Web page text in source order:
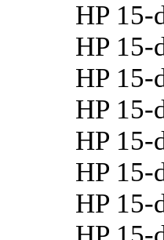
HP 15-
HP 15-
HP 15-
HP 15-
HP 15-
HP 15-
HP 15-